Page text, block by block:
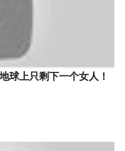
球上只剩下一个女人！